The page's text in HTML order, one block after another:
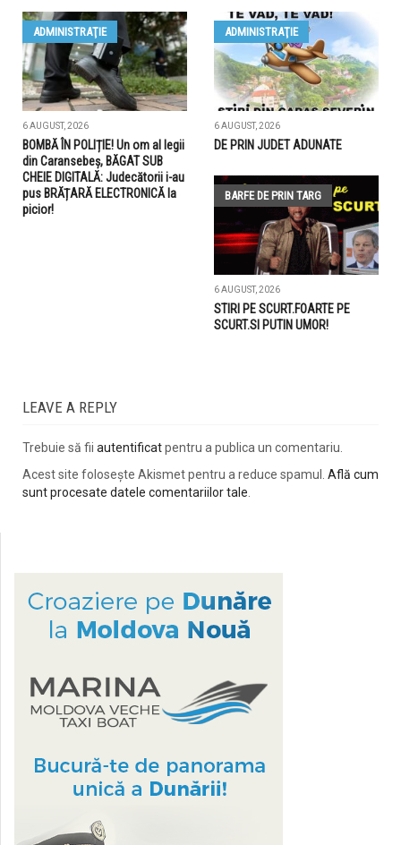
ADMINISTRAŢIE
6 AUGUST, 2026
BOMBĂ ÎN POLIȚIE! Un om al legii
din Caransebeș, BĂGAT SUB
CHEIE DIGITALĂ: Judecătorii i-au
pus BRĂȚARĂ ELECTRONICĂ la
picior!
ADMINISTRAŢIE
6 AUGUST, 2026
DE PRIN JUDET ADUNATE
BARFE DE PRIN TARG
6 AUGUST, 2026
STIRI PE SCURT.FOARTE PE
SCURT.SI PUTIN UMOR!
LEAVE A REPLY
Trebuie să fii autentificatpentru a publica un comentariu.
Acest site folosește Akismet pentru a reduce spamul. Află cum
sunt procesate datele comentariilor tale